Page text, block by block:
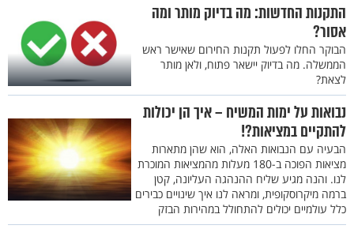
התקנות החדשות: מה בדיוק מותר ומה
אסור?
הבוקר החלו לפעול תקנות החירום שאישר ראש
הממשלה. מה בדיוק יישאר פתוח, ולאן מותר
לצאת?
נבואות על ימות המשיח – איך הן יכולות
להתקיים במציאות?!
הבעיה עם הנבואות האלה, הוא שהן מתארות
מציאות הפוכה ב-180 מעלות מהמציאות המוכרת
לנו. והנה מגיע שליח ההנהגה העליונה, קטן
ברמה מיקרוסקופית, ומראה לנו איך שינויים כבירים
כלל עולמיים יכולים להתחולל במהירות הבזק